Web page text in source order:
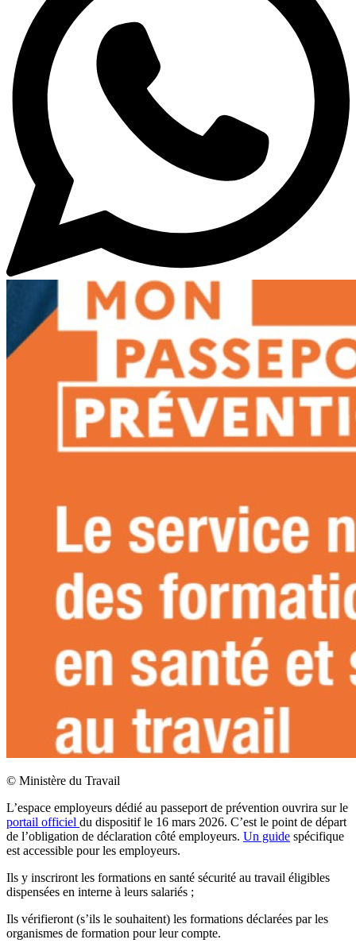
© Ministère du Travail
L’espace employeurs dédié au passeport de prévention ouvrira sur le
portail officiel du dispositif le 16 mars 2026. C’est le point de départ
de l’obligation de déclaration côté employeurs. Un guide spécifique
est accessible pour les employeurs.
Ils y inscriront les formations en santé sécurité au travail éligibles
dispensées en interne à leurs salariés ;
Ils vérifieront (s’ils le souhaitent) les formations déclarées par les
organismes de formation pour leur compte.